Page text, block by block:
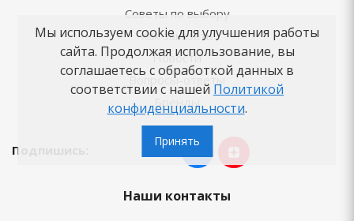
Советы по выбору
Как заказать
Новости
Вопросы-ответы
Бренды
Подпишись:
Наши контакты
Мы используем cookie для улучшения работы
сайта. Продолжая использование, вы
соглашаетесь с обработкой данных в
соответствии с нашей Политикой
конфиденциальности.
Принять